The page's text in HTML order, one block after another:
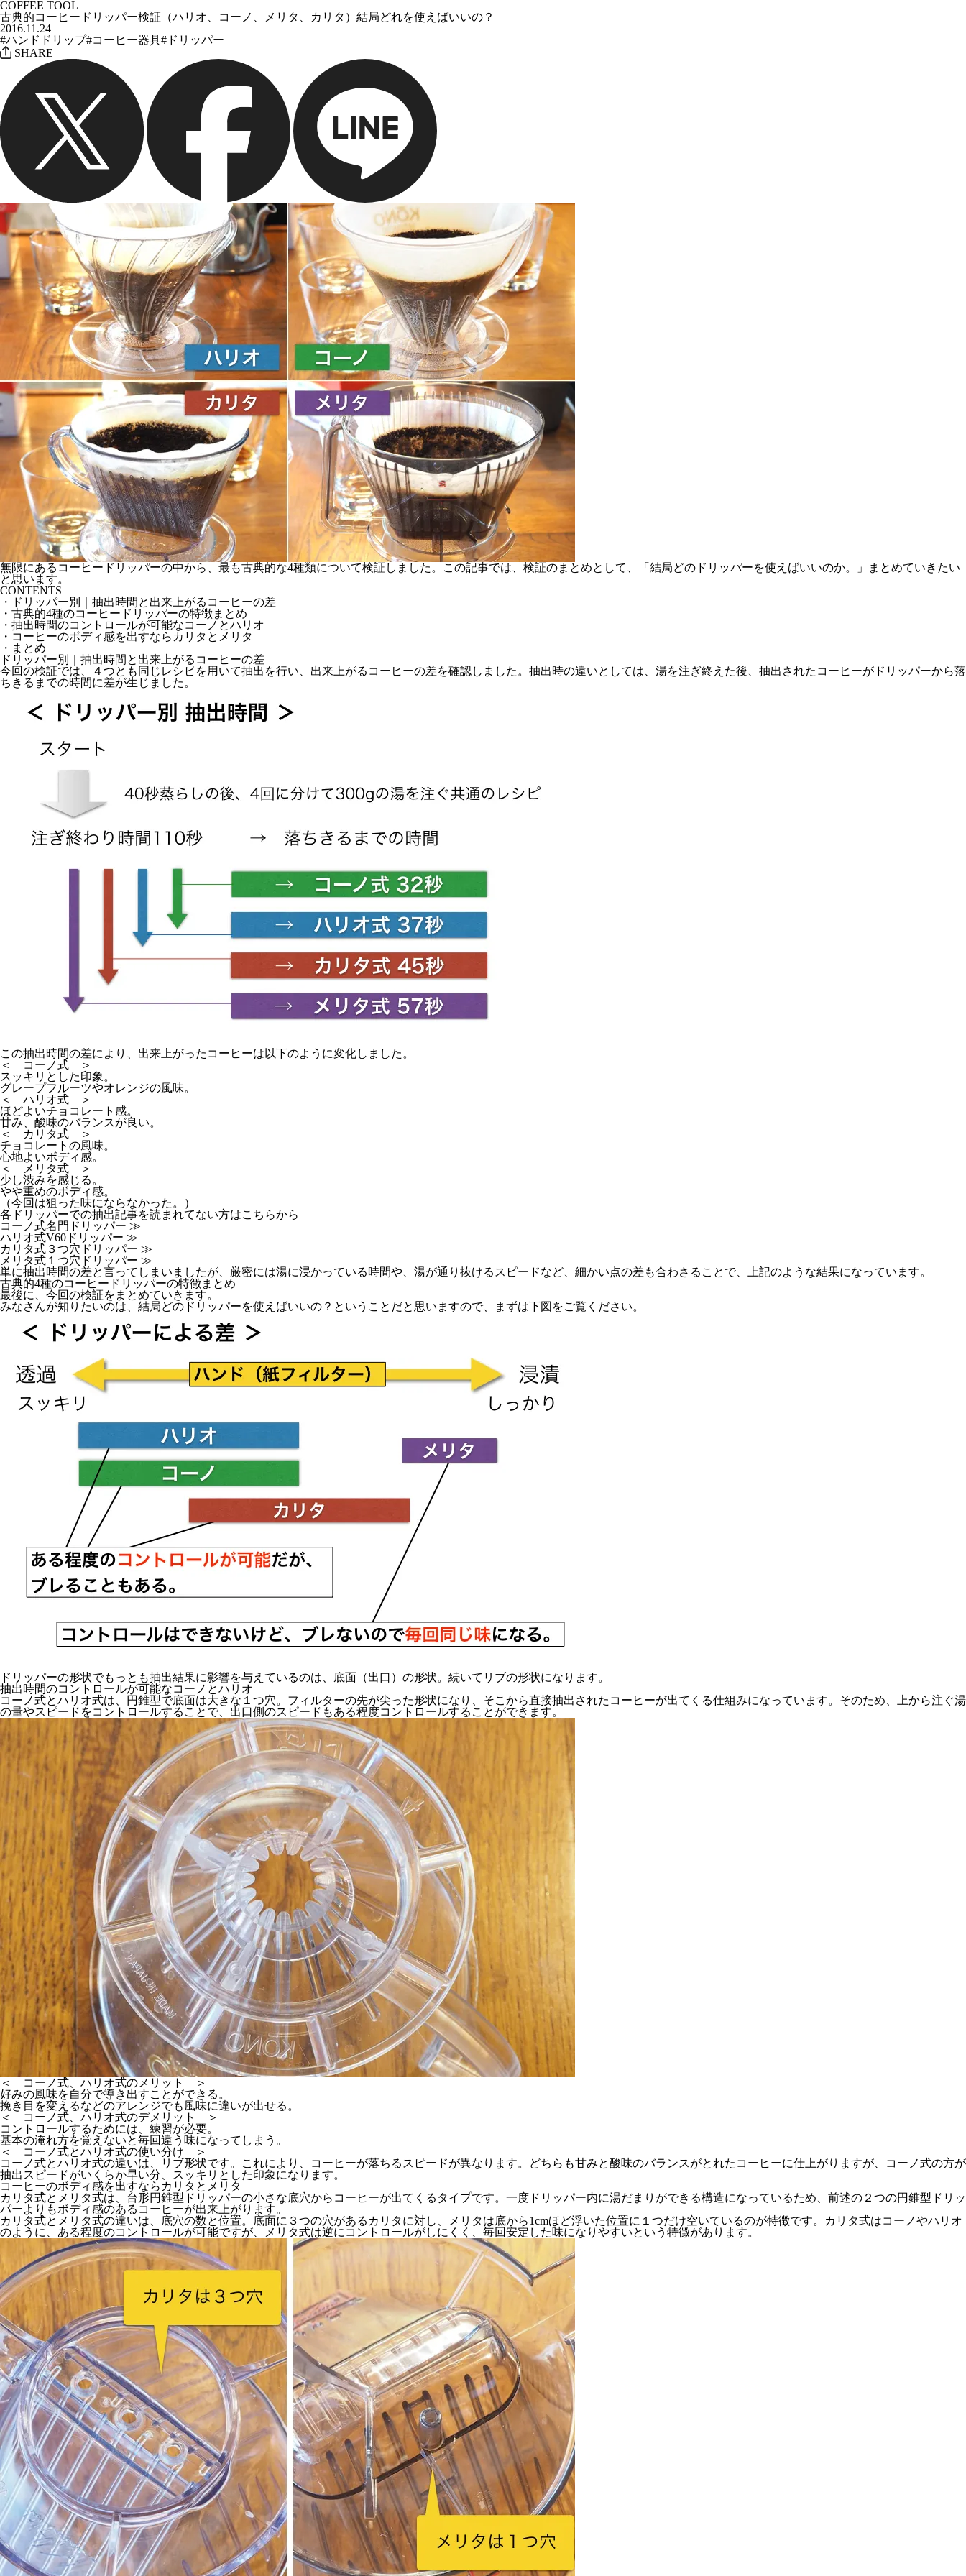
COFFEE TOOL
古典的コーヒードリッパー検証（ハリオ、コーノ、メリタ、カリタ）結局どれを使えばいいの？
2016.11.24
#ハンドドリップ#コーヒー器具#ドリッパー
SHARE
無限にあるコーヒードリッパーの中から、最も古典的な4種類について検証しました。この記事では、検証のまとめとして、「結局どのドリッパーを使えばいいのか。」まとめていきたい
と思います。
CONTENTS
・ドリッパー別｜抽出時間と出来上がるコーヒーの差
・古典的4種のコーヒードリッパーの特徴まとめ
・抽出時間のコントロールが可能なコーノとハリオ
・コーヒーのボディ感を出すならカリタとメリタ
・まとめ
ドリッパー別｜抽出時間と出来上がるコーヒーの差
今回の検証では、４つとも同じレシピを用いて抽出を行い、出来上がるコーヒーの差を確認しました。抽出時の違いとしては、湯を注ぎ終えた後、抽出されたコーヒーがドリッパーから落
ちきるまでの時間に差が生じました。
この抽出時間の差により、出来上がったコーヒーは以下のように変化しました。
＜ コーノ式 ＞
スッキリとした印象。
グレープフルーツやオレンジの風味。
＜ ハリオ式 ＞
ほどよいチョコレート感。
甘み、酸味のバランスが良い。
＜ カリタ式 ＞
チョコレートの風味。
心地よいボディ感。
＜ メリタ式 ＞
少し渋みを感じる。
やや重めのボディ感。
（今回は狙った味にならなかった。）
各ドリッパーでの抽出記事を読まれてない方はこちらから
コーノ式名門ドリッパー ≫
ハリオ式V60ドリッパー ≫
カリタ式３つ穴ドリッパー ≫
メリタ式１つ穴ドリッパー ≫
単に抽出時間の差と言ってしまいましたが、厳密には湯に浸かっている時間や、湯が通り抜けるスピードなど、細かい点の差も合わさることで、上記のような結果になっています。
古典的4種のコーヒードリッパーの特徴まとめ
最後に、今回の検証をまとめていきます。
みなさんが知りたいのは、結局どのドリッパーを使えばいいの？ということだと思いますので、まずは下図をご覧ください。
ドリッパーの形状でもっとも抽出結果に影響を与えているのは、底面（出口）の形状。続いてリブの形状になります。
抽出時間のコントロールが可能なコーノとハリオ
コーノ式とハリオ式は、円錐型で底面は大きな１つ穴。フィルターの先が尖った形状になり、そこから直接抽出されたコーヒーが出てくる仕組みになっています。そのため、上から注ぐ湯
の量やスピードをコントロールすることで、出口側のスピードもある程度コントロールすることができます。
＜ コーノ式、ハリオ式のメリット ＞
好みの風味を自分で導き出すことができる。
挽き目を変えるなどのアレンジでも風味に違いが出せる。
＜ コーノ式、ハリオ式のデメリット ＞
コントロールするためには、練習が必要。
基本の淹れ方を覚えないと毎回違う味になってしまう。
＜ コーノ式とハリオ式の使い分け ＞
コーノ式とハリオ式の違いは、リブ形状です。これにより、コーヒーが落ちるスピードが異なります。どちらも甘みと酸味のバランスがとれたコーヒーに仕上がりますが、コーノ式の方が
抽出スピードがいくらか早い分、スッキリとした印象になります。
コーヒーのボディ感を出すならカリタとメリタ
カリタ式とメリタ式は、台形円錐型ドリッパーの小さな底穴からコーヒーが出てくるタイプです。一度ドリッパー内に湯だまりができる構造になっているため、前述の２つの円錐型ドリッ
パーよりもボディ感のあるコーヒーが出来上がります。
カリタ式とメリタ式の違いは、底穴の数と位置。底面に３つの穴があるカリタに対し、メリタは底から1cmほど浮いた位置に１つだけ空いているのが特徴です。カリタ式はコーノやハリオ
のように、ある程度のコントロールが可能ですが、メリタ式は逆にコントロールがしにくく、毎回安定した味になりやすいという特徴があります。